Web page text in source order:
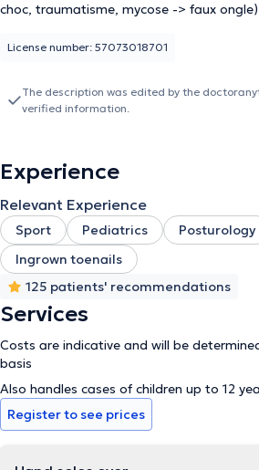
choc, traumatisme, mycose -> faux ongle)
License number: 57073018701
The description was edited by the
verified information.
Experience
Relevant Experience
Sport Pediatrics Posturology
Ingrown toenails
125 patients' recommendations
Services
Costs are indicative and will be
basis
Also handles cases of children up to 12
Register to see prices